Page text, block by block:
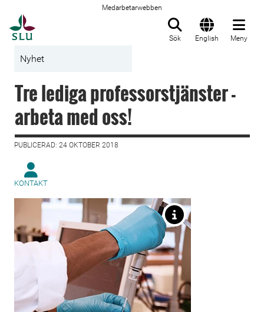
Medarbetarwebben
Sök English Meny
Nyhet
Tre lediga professorstjänster -
arbeta med oss!
PUBLICERAD: 24 OKTOBER 2018
KONTAKT